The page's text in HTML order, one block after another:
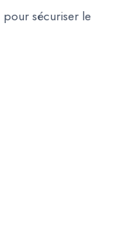
pour sécuriser le